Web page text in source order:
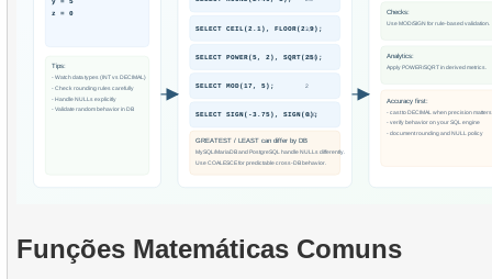
Funções Matemáticas Comuns